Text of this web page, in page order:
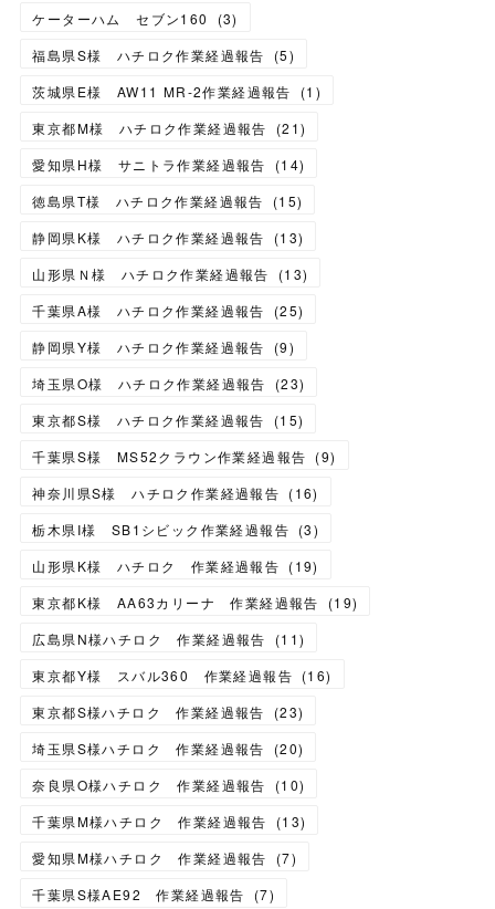
ケーターハム セブン160
(3)
福島県S様 ハチロク作業経過報告
(5)
茨城県E様 AW11 MR-2作業経過報告
(1 )
東京都M様 ハチロク作業経過報告
(21)
愛知県H様 サニトラ作業経過報告
(14)
徳島県T様 ハチロク作業経過報告
(15)
静岡県K様 ハチロク作業経過報告
(13)
山形県Ｎ様 ハチロク作業経過報告
(13)
千葉県A様 ハチロク作業経過報告
(25)
静岡県Y様 ハチロク作業経過報告
(9)
埼玉県O様 ハチロク作業経過報告
(23)
東京都S様 ハチロク作業経過報告
(15)
千葉県S様 MS52クラウン作業経過報告 (9)
神奈川県S様 ハチロク作業経過報告 (16)
栃木県I様 SB1シビック作業経過報告 (3)
山形県K様 ハチロク 作業経過報告 (19)
東京都K様 AA63カリーナ 作業経過報告
(19)
広島県N様ハチロク 作業経過報告
(11)
東京都Y様 スバル360 作業経過報告 (16)
東京都S様ハチロク 作業経過報告
(23)
埼玉県S様ハチロク 作業経過報告
(20)
奈良県O様ハチロク 作業経過報告
(10)
千葉県M様ハチロク 作業経過報告
(13)
愛知県M様ハチロク 作業経過報告
(7)
千葉県S様AE92 作業経過報告
(7)